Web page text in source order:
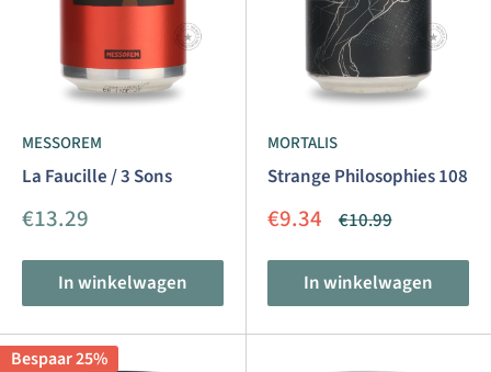
MESSOREM
La Faucille / 3 Sons
Aanbiedingsprijs
€13.29
In winkelwagen
MORTALIS
Strange Philosophies 108
Aanbiedingsprijs
€9.34 Normale
€10.99
In winkelwagen
Bespaar 25%